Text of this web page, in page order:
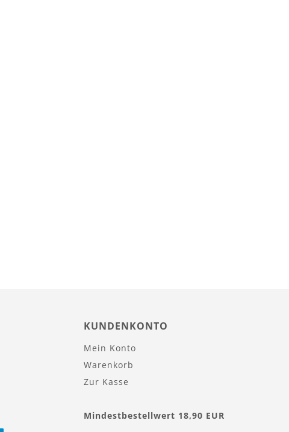
KUNDENKONTO
Mein Konto
Warenkorb
Zur Kasse
Mindestbestellwert 18,90 EUR